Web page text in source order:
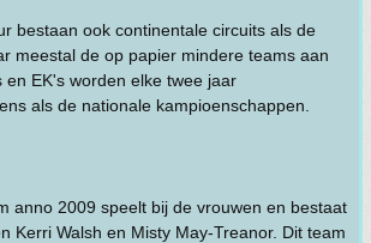
bestaan ook continentale circuits als de
meestal de op papier mindere teams aan
en EK's worden elke twee jaar
als de nationale kampioenschappen.
anno 2009 speelt bij de vrouwen en bestaat
Kerri Walsh en Misty May-Treanor. Dit team